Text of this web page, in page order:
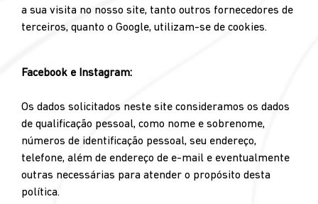
a sua visita no nosso site, tanto outros fornecedores de
terceiros, quanto o Google, utilizam-se de cookies.
Facebook e Instagram:
Os dados solicitados neste site consideramos os dados
de qualificação pessoal, como nome e sobrenome,
números de identificação pessoal, seu endereço,
telefone, além de endereço de e-mail e eventualmente
outras necessárias para atender o propósito desta
política.